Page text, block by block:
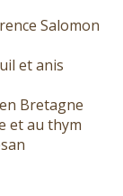
Salomon
et anis
Bretagne
et au thym